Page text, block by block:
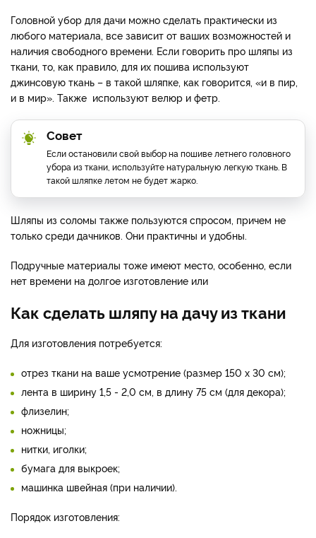
Головной убор для дачи можно сделать практически из
любого материала, все зависит от ваших возможностей и
наличия свободного времени. Если говорить про шляпы из
ткани, то, как правило, для их пошива используют
джинсовую ткань ­– в такой шляпке, как говорится, «и в пир,
и в мир». Также используют велюр и фетр.
Совет
Если остановили свой выбор на пошиве летнего головного
убора из ткани, используйте натуральную легкую ткань. В
такой шляпке летом не будет жарко.
Шляпы из соломы также пользуются спросом, причем не
только среди дачников. Они практичны и удобны.
Подручные материалы тоже имеют место, особенно, если
нет времени на долгое изготовление или
Как сделать шляпу на дачу из ткани
Для изготовления потребуется:
отрез ткани на ваше усмотрение (размер 150 х 30 см);
лента в ширину 1,5 - 2,0 см, в длину 75 см (для декора);
флизелин;
ножницы;
нитки, иголки;
бумага для выкроек;
машинка швейная (при наличии).
Порядок изготовления: